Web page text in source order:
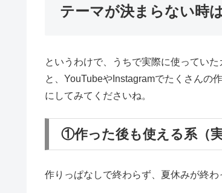
「なんでもいいよ」と言われて、じゃ
しているうちに夏休みも後半に差し掛
という作業がしんどいんだなと気づきま
いろいろ試した結果、うちがたどり着
「何を作るか」をいきなり聞くのでは
りで聞いてあげると、意外とすんなり決